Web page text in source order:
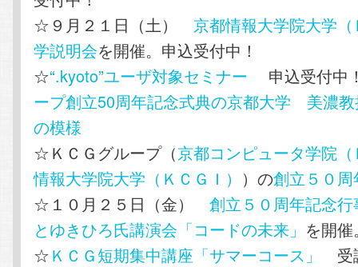
☆９月２１日（土） 京都情報大学院大学
学説明会を開催。申込受付中！
☆“.kyoto”ユーザ対象セミナー
申込受付
ープ創立50周年記念式典の京都大学 美濃
の模様
☆ＫＣＧグループ（京都コンピュータ学院
情報大学院大学（ＫＣＧＩ） ）の創立５０
☆１０月２５日（金）創立５０周年記念行
とゆきひろ氏講演会「コードの未来」 を開
☆ＫＣＧ短期集中講座「サマーコース」
受